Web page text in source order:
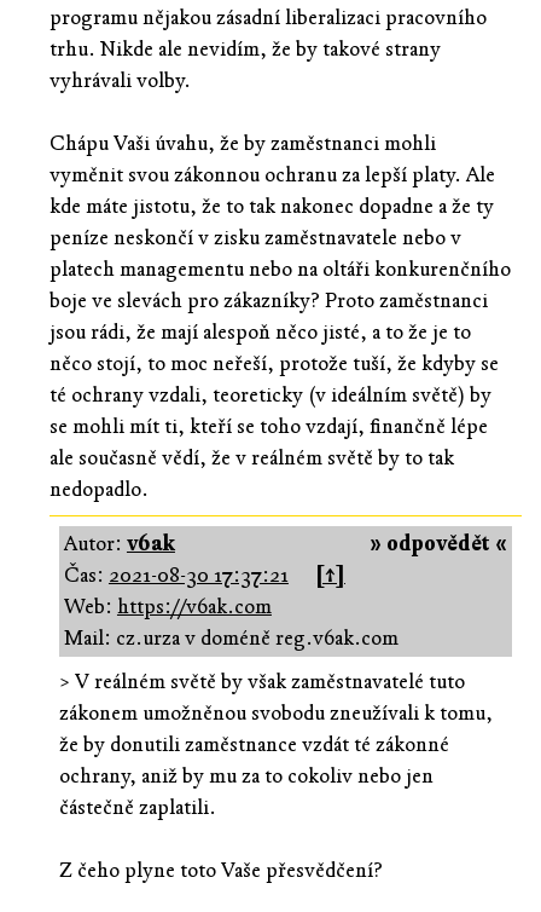
programu nějakou zásadní liberalizaci pracovního
trhu. Nikde ale nevidím, že by takové strany
vyhrávali volby.
Chápu Vaši úvahu, že by zaměstnanci mohli
vyměnit svou zákonnou ochranu za lepší platy. Ale
kde máte jistotu, že to tak nakonec dopadne a že ty
peníze neskončí v zisku zaměstnavatele nebo v
platech managementu nebo na oltáři konkurenčního
boje ve slevách pro zákazníky? Proto zaměstnanci
jsou rádi, že mají alespoň něco jisté, a to že je to
něco stojí, to moc neřeší, protože tuší, že kdyby se
té ochrany vzdali, teoreticky (v ideálním světě) by
se mohli mít ti, kteří se toho vzdají, finančně lépe
ale současně vědí, že v reálném světě by to tak
nedopadlo.
» odpovědět «
Autor: v6ak
Čas: 2021-08-30 17:37:21
[↑]
Web: https://v6ak.com
Mail: cz.urza v doméně reg.v6ak.com
> V reálném světě by však zaměstnavatelé tuto
zákonem umožněnou svobodu zneužívali k tomu,
že by donutili zaměstnance vzdát té zákonné
ochrany, aniž by mu za to cokoliv nebo jen
částečně zaplatili.
Z čeho plyne toto Vaše přesvědčení?